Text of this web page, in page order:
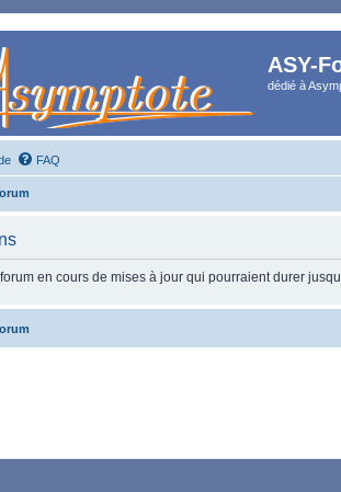
ASY-
dédié à
FAQ
en cours de mises à jour qui pourraient durer